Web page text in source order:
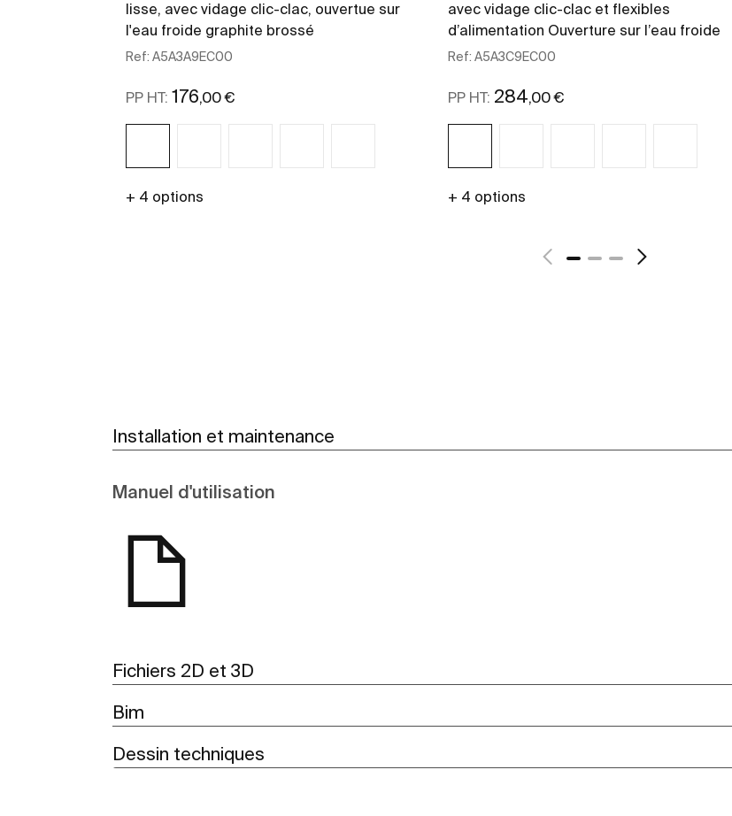
lisse, avec vidage clic-clac, ouvertue sur
l'eau froide graphite brossé
Ref: A5A3A9EC00
PP HT: 176,00 €
+ 4 options
avec vidage clic-clac et flexibles
d’alimentation Ouverture sur l’eau froide
Ref: A5A3C9EC00
PP HT: 284,00 €
+ 4 options
Installation et maintenance
Manuel d'utilisation
Fichiers 2D et 3D
Bim
Dessin techniques